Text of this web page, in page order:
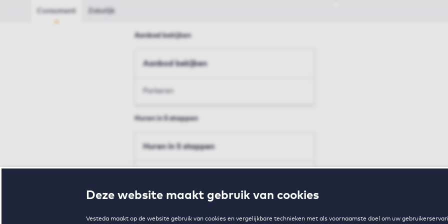
Deze website maakt gebruik van cookies
Vesteda maakt op de website gebruik van cookies en vergelijkbare technieken met als voornaamste doel om uw
Consument Zakelijk
Aanbod bekijken
Aanbod bekijken
Parkeren
Huren in 5 stappen
Huren in 5 stappen
Voorwaarden en toewijzing